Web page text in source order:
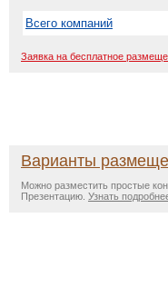
Всего компаний
Заявка на бесплатное
Варианты
Можно разместить простые
Презентацию. Узнать